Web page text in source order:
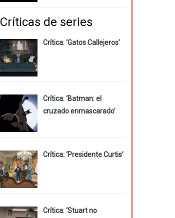
Críticas de series
Crítica: ‘Gatos Callejeros’
Crítica: ‘Batman: el
cruzado enmascarado’
Crítica: ‘Presidente Curtis’
Crítica: ‘Stuart no